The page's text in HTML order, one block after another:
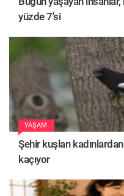
yüzde 7'si
YAŞAM
Şehir kuşları
kaçıyor